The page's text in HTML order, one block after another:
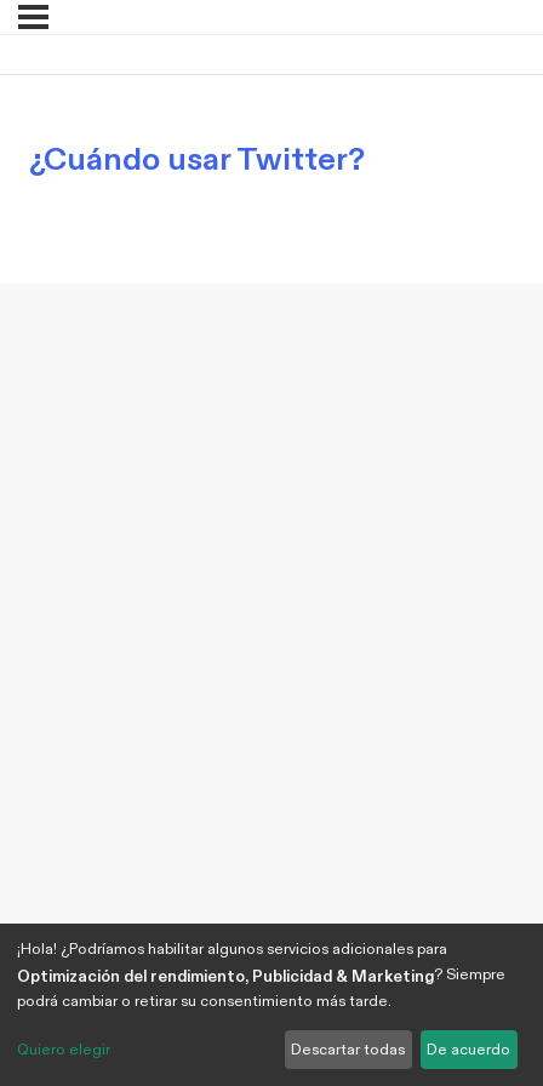
¿Cuándo usar Twitter?
¡Hola! ¿Podríamos habilitar algunos servicios adicionales para
Optimización del rendimiento, Publicidad & Marketing? Siempre
podrá cambiar o retirar su consentimiento más tarde.
Quiero elegir Descartar todas De acuerdo